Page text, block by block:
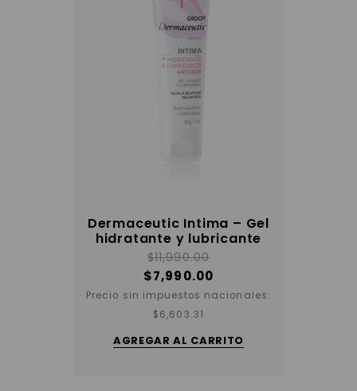
Dermaceutic Intima – Gel
hidratante y lubricante
$11,990.00
$7,990.00
Precio sin impuestos nacionales:
$6,603.31
AGREGAR AL CARRITO